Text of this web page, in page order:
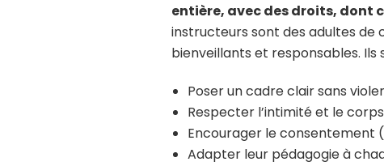
entière, avec des droits, dont
instructeurs sont des adultes
bienveillants et responsables. Ils
Poser un cadre clair sans
Respecter l’intimité et le
Encourager le consentement
Adapter leur pédagogie à